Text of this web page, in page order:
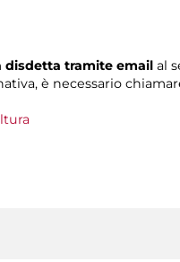
disdetta tramite email al
è necessario